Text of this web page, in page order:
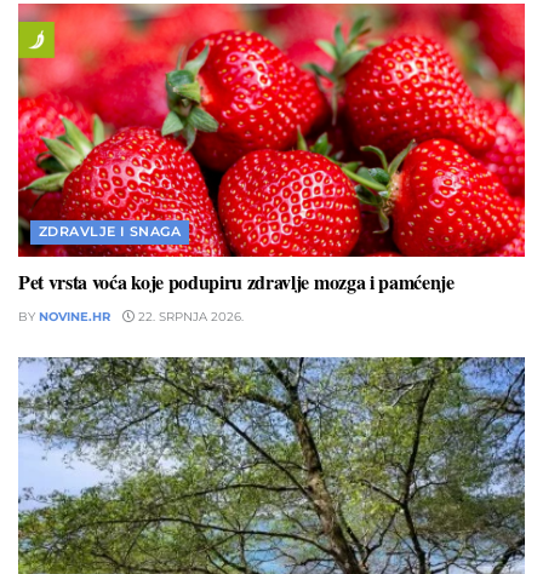
ZDRAVLJE I SNAGA
Pet vrsta voća koje podupiru zdravlje mozga i pamćenje
BY NOVINE.HR 22. SRPNJA 2026.